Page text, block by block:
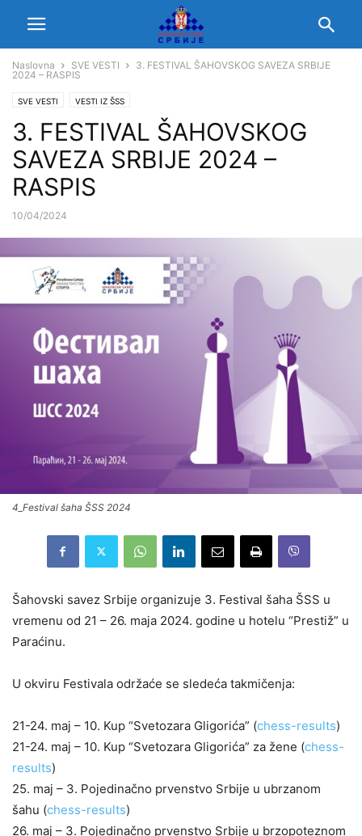
Naslovna SVE VESTI
3. FESTIVAL ŠAHOVSKOG SAVEZA SRBIJE
2024 – RASPIS
SVE VESTI VESTI IZ ŠSS
3. FESTIVAL ŠAHOVSKOG
SAVEZA SRBIJE 2024 –
RASPIS
10/04/2024
4_Festival šaha ŠSS 2024
Šahovski savez Srbije organizuje 3. Festival šaha ŠSS u
vremenu od 21 – 26. maja 2024. godine u hotelu “Prestiž” u
Paraćinu.
U okviru Festivala održaće se sledeća takmičenja:
21-24. maj – 10. Kup “Svetozara Gligorića” (chess-results)
21-24. maj – 10. Kup “Svetozara Gligorića” za žene (chess-
results)
25. maj – 3. Pojedinačno prvenstvo Srbije u ubrzanom
šahu (chess-results)
26. maj – 3. Pojedinačno prvenstvo Srbije u brzopoteznom